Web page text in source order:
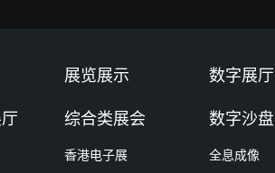
展览展示
综合类展会
香港电子展
数字展厅
数字沙盘
全息成像